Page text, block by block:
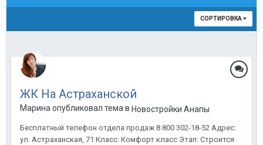
СОРТИРОВКА
ЖК На Астраханской
Марина опубликовал тема в Новостройки Анапы
Бесплатный телефон отдела продаж 8 800 302-18-52 Адрес:
ул. Астраханская, 71 Класс: Комфорт класс Этап: Строится